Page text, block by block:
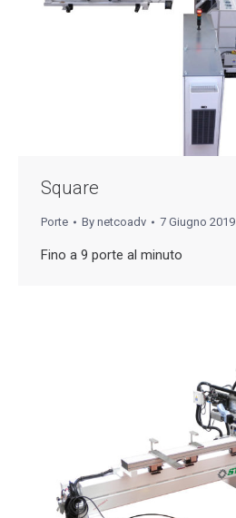
Square
Porte By netcoadv 7 Giugno 2019
Fino a 9 porte al minuto